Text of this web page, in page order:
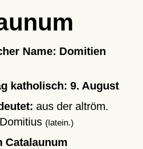
Name: Domitien
katholisch: 9. August
aus der altröm.
(latein.)
Catalaunum